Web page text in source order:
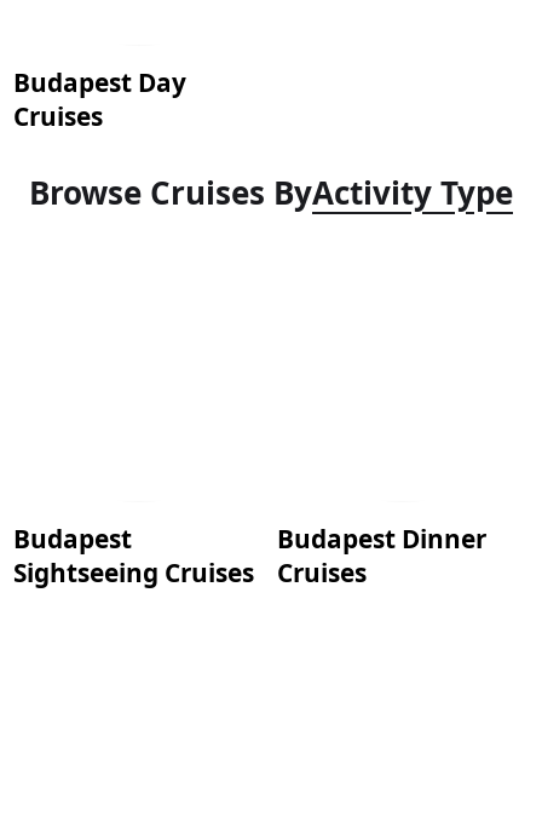
Budapest Day
Cruises
Browse Cruises ByActivity Type
Budapest
Sightseeing Cruises
Budapest Dinner
Cruises